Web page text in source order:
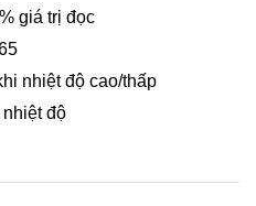
giá trị đọc
nhiệt độ cao/thấp
độ